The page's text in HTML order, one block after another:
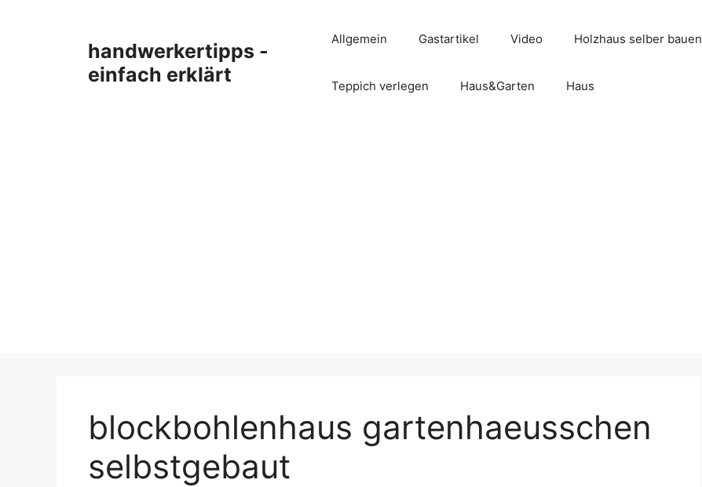
handwerkertipps -
einfach erklärt
Allgemein Gastartikel Video Holzhaus selber bauen
Teppich verlegen Haus&Garten Haus
blockbohlenhaus gartenhaeusschen
selbstgebaut